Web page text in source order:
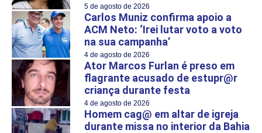
5 de agosto de 2026
Carlos Muniz confirma apoio a
ACM Neto: ‘Irei lutar voto a voto
na sua campanha’
4 de agosto de 2026
Ator Marcos Furlan é preso em
flagrante acusado de estupr@r
criança durante festa
4 de agosto de 2026
Homem cag@ em altar de igreja
durante missa no interior da Bahia